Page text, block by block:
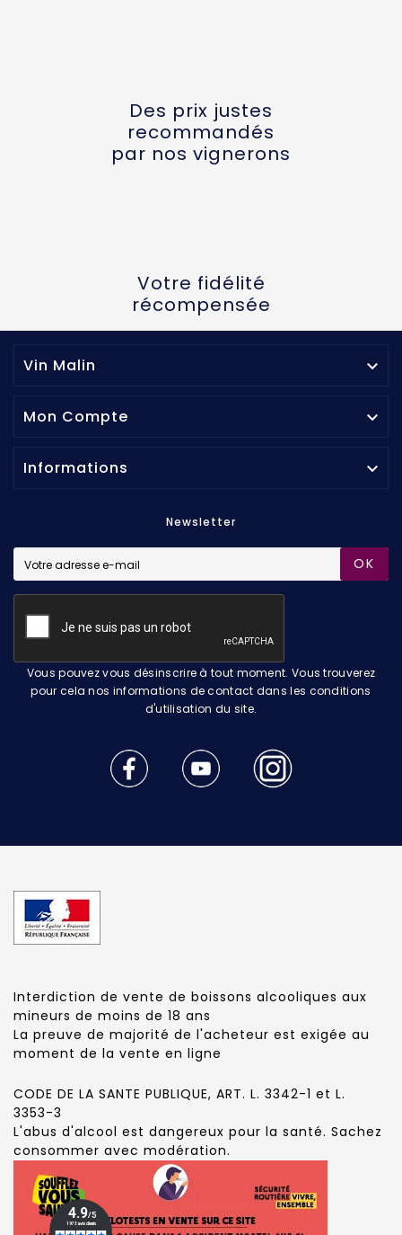
Des prix justes
recommandés
par nos vignerons
Votre fidélité
récompensée
Vin Malin 
Mon Compte 
Informations 
Newsletter
OK
Vous pouvez vous désinscrire à tout moment. Vous trouverez
pour cela nos informations de contact dans les conditions
d'utilisation du site.
Interdiction de vente de boissons alcooliques aux
mineurs de moins de 18 ans
La preuve de majorité de l'acheteur est exigée au
moment de la vente en ligne
CODE DE LA SANTE PUBLIQUE, ART. L. 3342-1 et L.
3353-3
L'abus d'alcool est dangereux pour la santé. Sachez
consommer avec modération.